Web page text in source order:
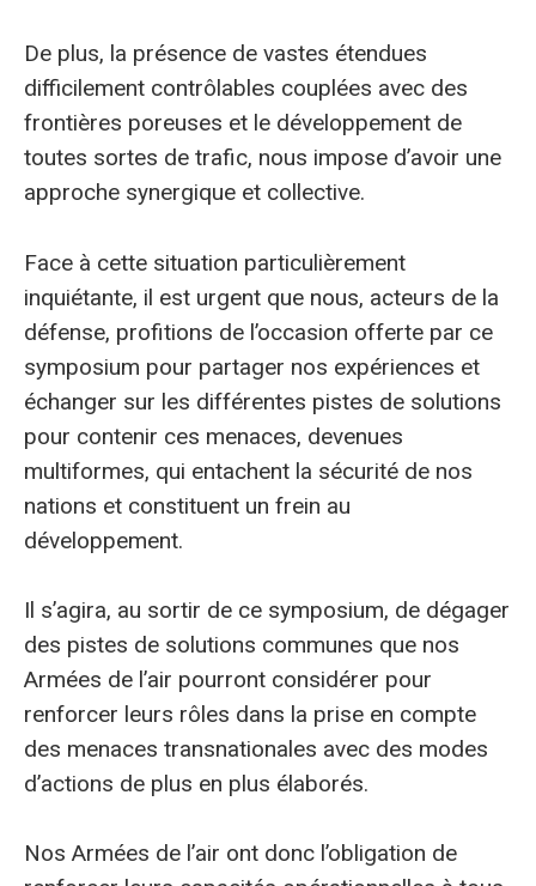
De plus, la présence de vastes étendues
difficilement contrôlables couplées avec des
frontières poreuses et le développement de
toutes sortes de trafic, nous impose d’avoir une
approche synergique et collective.
Face à cette situation particulièrement
inquiétante, il est urgent que nous, acteurs de la
défense, profitions de l’occasion offerte par ce
symposium pour partager nos expériences et
échanger sur les différentes pistes de solutions
pour contenir ces menaces, devenues
multiformes, qui entachent la sécurité de nos
nations et constituent un frein au
développement.
Il s’agira, au sortir de ce symposium, de dégager
des pistes de solutions communes que nos
Armées de l’air pourront considérer pour
renforcer leurs rôles dans la prise en compte
des menaces transnationales avec des modes
d’actions de plus en plus élaborés.
Nos Armées de l’air ont donc l’obligation de